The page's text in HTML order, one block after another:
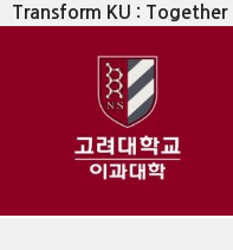
Transform KU :